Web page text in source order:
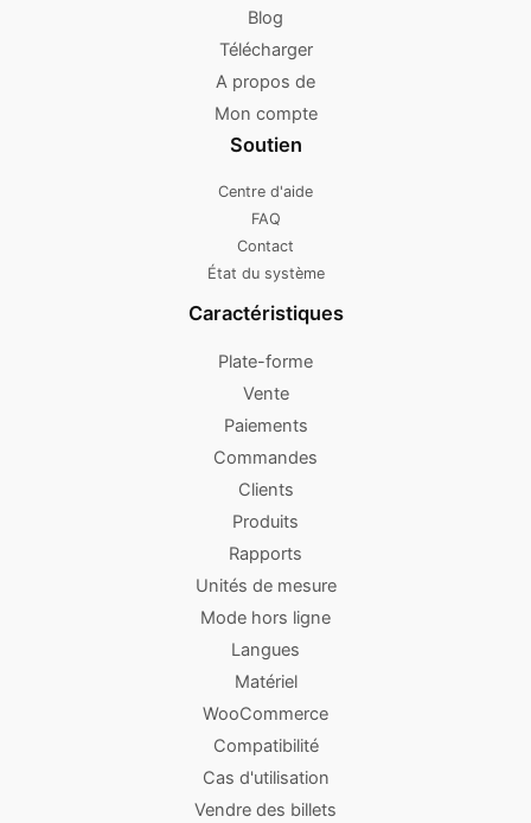
Blog
Télécharger
A propos de
Mon compte
Soutien
Centre d'aide
FAQ
Contact
État du système
Caractéristiques
Plate-forme
Vente
Paiements
Commandes
Clients
Produits
Rapports
Unités de mesure
Mode hors ligne
Langues
Matériel
WooCommerce
Compatibilité
Cas d'utilisation
Vendre des billets